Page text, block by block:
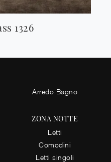
1326
Arredo Bagno
ZONA NOTTE
Letti
Comodini
Letti singoli